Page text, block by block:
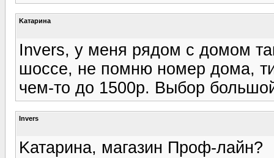
Kатарина
Invers, у меня рядом с домом
шоссе, не помню номер дома,
чем-то до 1500р. Выбор
Invers
Kатарина, магазин Проф-лайн?